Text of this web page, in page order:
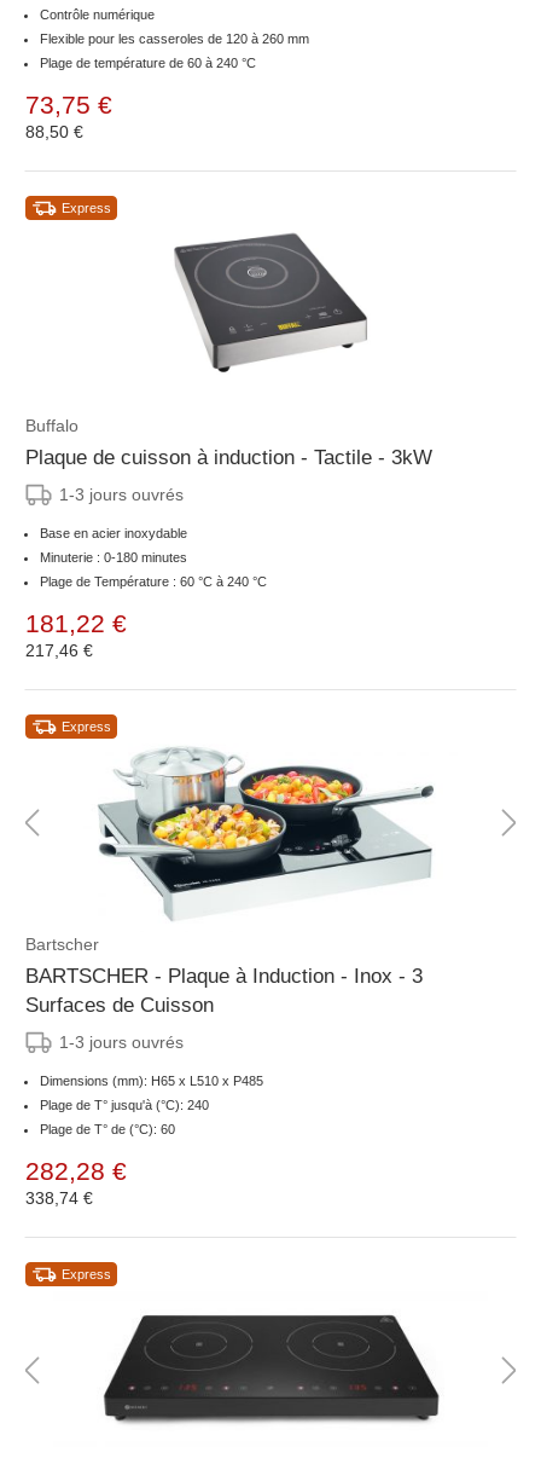
Contrôle numérique
Flexible pour les casseroles de 120 à 260 mm
Plage de température de 60 à 240 °C
73,75 €
88,50 €
Express
Buffalo
Plaque de cuisson à induction - Tactile - 3kW
1-3 jours ouvrés
Base en acier inoxydable
Minuterie : 0-180 minutes
Plage de Température : 60 °C à 240 °C
181,22 €
217,46 €
Express
Bartscher
BARTSCHER - Plaque à Induction - Inox - 3
Surfaces de Cuisson
1-3 jours ouvrés
Dimensions (mm): H65 x L510 x P485
Plage de T° jusqu'à (°C): 240
Plage de T° de (°C): 60
282,28 €
338,74 €
Express